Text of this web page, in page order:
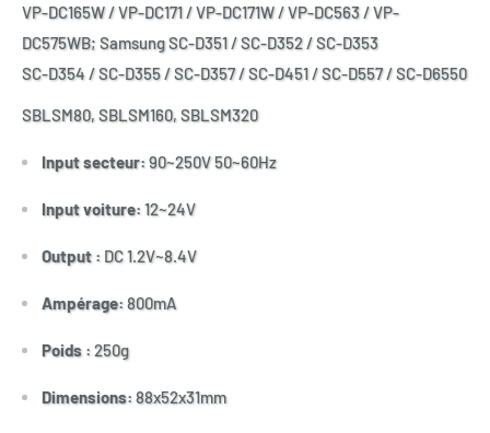
VP-DC165W / VP-DC171 / VP-DC171W / VP-DC563 / VP-
DC575WB; Samsung SC-D351 / SC-D352 / SC-D353
SC-D354 / SC-D355 / SC-D357 / SC-D451 / SC-D557 / SC-D6550
SBLSM80, SBLSM160, SBLSM320
Input secteur:90~250V 50~60Hz
Input voiture:12~24V
Output : DC 1.2V~8.4V
Ampérage:800mA
Poids :250g
Dimensions:88x52x31mm